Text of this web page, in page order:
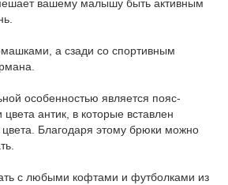
вашему малышу быть активным
а сзади со спортивным
особенностью является пояс-
антик, в которые вставлен
цвета. Благодаря этому брюки можно
с любыми кофтами и футболками из